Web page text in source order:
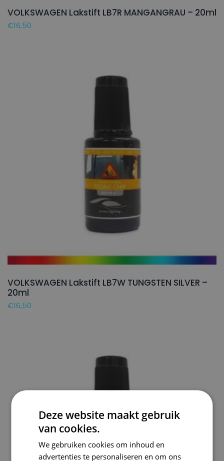
VOLKSWAGEN Lakstift LB7R MANGANGRAU – 20ml
€16,50
VOLKSWAGEN Lakstift LB7W TUNGSTEN SILVER –
20ml
€16,50
Deze website maakt gebruik
van cookies.
We gebruiken cookies om inhoud en
advertenties te personaliseren en om ons